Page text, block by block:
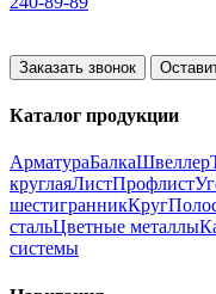
Заказать звонок
Каталог продукции
АрматураБалкаШвеллер
круглаяЛистПрофлист
шестигранникКруг
стальЦветные металлы
системы